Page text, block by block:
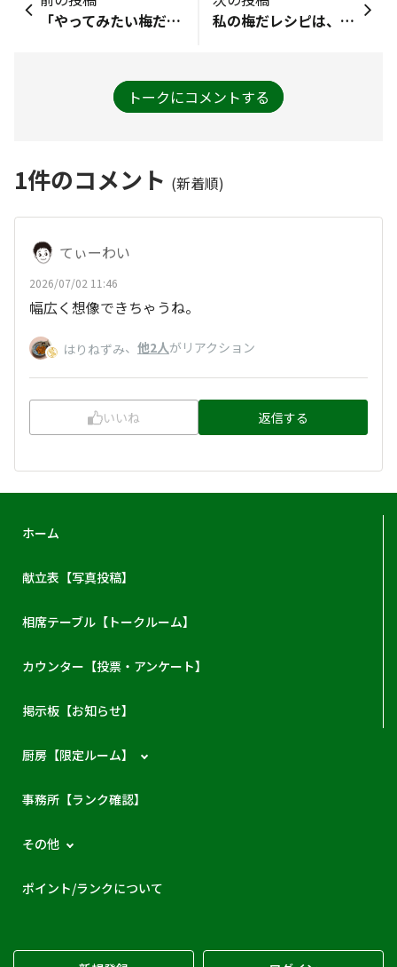
「やってみたい梅だれの食べ方」海苔、納豆にかけたいなぁ。フライドポテトやおつまみ系もかけてみたいなぁ
私の梅だレシピは、ピックルスさんの「かけて食べる梅だれ」を朝ごはんで、アツアツの炊きたてご飯におもいっきりかけて、梅とご飯のハーモニーを堪能したいです。
トークにコメントする
1件のコメント (新着順)
てぃーわい
2026/07/02 11:46
幅広く想像できちゃうね。
はりねずみ、 他2人がリアクション
いいね 返信する
ホーム
献立表【写真投稿】
相席テーブル【トークルーム】
カウンター【投票・アンケート】
掲示板【お知らせ】
厨房【限定ルーム】
事務所【ランク確認】
その他
ポイント/ランクについて